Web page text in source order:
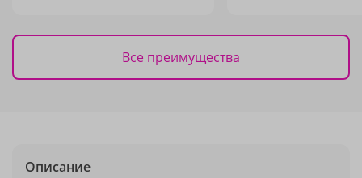
Все преимущества
Описание